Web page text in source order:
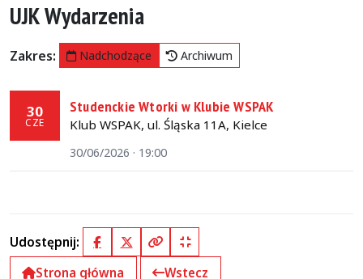
UJK Wydarzenia
Zakres: Nadchodzące Archiwum
30
CZE
Studenckie Wtorki w Klubie WSPAK
Klub WSPAK, ul. Śląska 11A, Kielce
30/06/2026 · 19:00
Udostępnij: FacebookX (Twitter)
Kopiuj pełny link
Kopiuj krótki link
Strona główna
Wstecz